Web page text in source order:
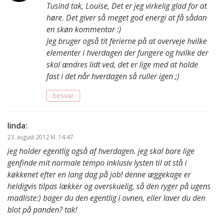
Tusind tak, Louise, Det er jeg virkelig glad for at
høre. Det giver så meget god energi at få sådan
en skøn kommentar :)
Jeg bruger også tit ferierne på at overveje hvilke
elementer i hverdagen der fungere og hvilke der
skal ændres lidt ved, det er lige med at holde
fast i det når hverdagen så ruller igen ;)
besvar
linda:
23. august 2012 kl. 14:47
jeg holder egentlig også af hverdagen. jeg skal bare lige
genfinde mit normale tempo inklusiv lysten til at stå i
køkkenet efter en lang dag på job! denne æggekage er
heldigvis tilpas lækker og overskuelig, så den ryger på ugens
madliste:) bager du den egentlig i ovnen, eller laver du den
blot på panden? tak!